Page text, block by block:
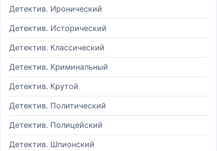
Детектив. Иронический
Детектив. Исторический
Детектив. Классический
Детектив. Криминальный
Детектив. Крутой
Детектив. Политический
Детектив. Полицейский
Детектив. Шпионский